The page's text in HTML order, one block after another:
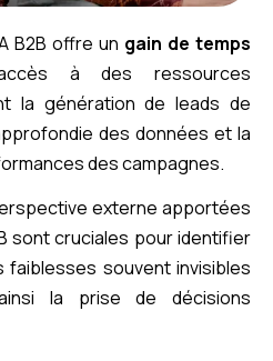
B2B offre un gain de temps
à des ressources
la génération de leads de
des données et la
des campagnes.
externe apportées
sont cruciales pour identifier
souvent invisibles
la prise de décisions